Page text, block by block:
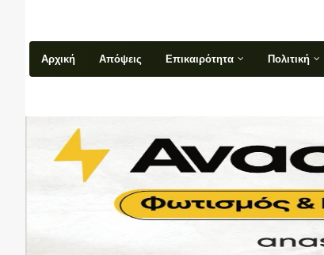
Αρχική Απόψεις Επικαιρότητα Πολιτική